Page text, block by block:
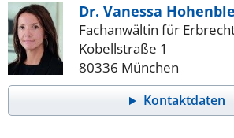
Dr. Vanessa
Fachanwältin für
Kobellstraße 1
80336 München
Kontaktdaten